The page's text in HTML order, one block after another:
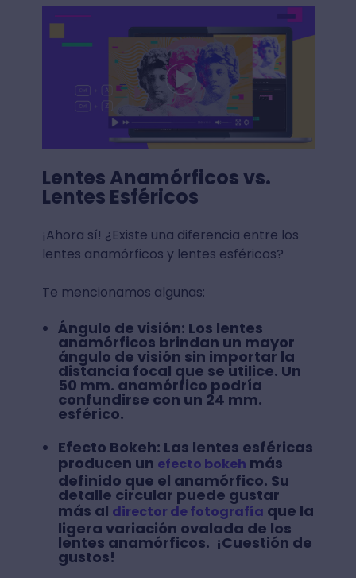
Lentes Anamórficos vs.
Lentes Esféricos
¡Ahora sí! ¿Existe una diferencia entre los
lentes anamórficos y lentes esféricos?
Te mencionamos algunas:
Ángulo de visión: Los lentes
anamórficos brindan un mayor
ángulo de visión sin importar la
distancia focal que se utilice. Un
50 mm. anamórfico podría
confundirse con un 24 mm.
esférico.
Efecto Bokeh: Las lentes esféricas
producen un efecto bokeh más
definido que el anamórfico. Su
detalle circular puede gustar
más al director de fotografía que la
ligera variación ovalada de los
lentes anamórficos. ¡Cuestión de
gustos!